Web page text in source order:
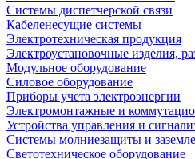
Системы диспетчерской связи
Кабеленесущие системы
Электротехническая продукция
Электроустановочные изделия,
Модульное оборудование
Силовое оборудование
Приборы учета электроэнергии
Электромонтажные и
Устройства управления и
Системы молниезащиты и
Светотехническое оборудование